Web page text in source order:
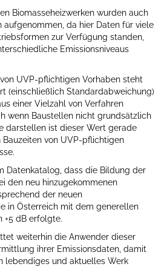
Biomasseheizwerken wurden auch
aufgenommen, da hier Daten für viele
zur Verfügung standen,
Emissionsniveaus
UVP-pflichtigen Vorhaben steht
(einschließlich Standardabweichung)
einer Vielzahl von Verfahren
wenn Baustellen nicht grundsätzlich
darstellen ist dieser Wert gerade
von UVP-pflichtigen
Datenkatalog, dass die Bildung der
den neu hinzugekommenen
der neuen
in Österreich mit dem generellen
+5 dB erfolgte.
weiterhin die Anwender dieser
ihrer Emissionsdaten, damit
lebendiges und aktuelles Werk